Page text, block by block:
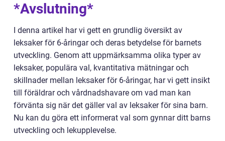
*Avslutning*
I denna artikel har vi gett en grundlig översikt av
leksaker för 6-åringar och deras betydelse för barnets
utveckling. Genom att uppmärksamma olika typer av
leksaker, populära val, kvantitativa mätningar och
skillnader mellan leksaker för 6-åringar, har vi gett insikt
till föräldrar och vårdnadshavare om vad man kan
förvänta sig när det gäller val av leksaker för sina barn.
Nu kan du göra ett informerat val som gynnar ditt barns
utveckling och lekupplevelse.